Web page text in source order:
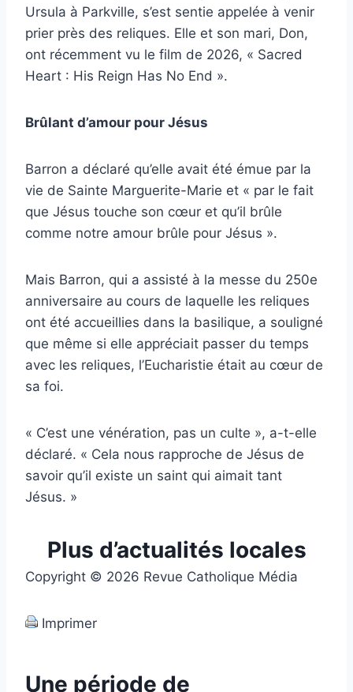
Ursula à Parkville, s’est sentie appelée à venir
prier près des reliques. Elle et son mari, Don,
ont récemment vu le film de 2026, « Sacred
Heart : His Reign Has No End ».
Brûlant d’amour pour Jésus
Barron a déclaré qu’elle avait été émue par la
vie de Sainte Marguerite-Marie et « par le fait
que Jésus touche son cœur et qu’il brûle
comme notre amour brûle pour Jésus ».
Mais Barron, qui a assisté à la messe du 250e
anniversaire au cours de laquelle les reliques
ont été accueillies dans la basilique, a souligné
que même si elle appréciait passer du temps
avec les reliques, l’Eucharistie était au cœur de
sa foi.
« C’est une vénération, pas un culte », a-t-elle
déclaré. « Cela nous rapproche de Jésus de
savoir qu’il existe un saint qui aimait tant
Jésus. »
Plus d’actualités locales
Copyright © 2026 Revue Catholique Média
Imprimer
Une période de